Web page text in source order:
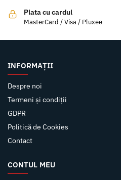
Plata cu cardul
MasterCard / Visa / Pluxee
INFORMAȚII
Despre noi
Termeni și condiții
GDPR
Politică de Cookies
Contact
CONTUL MEU